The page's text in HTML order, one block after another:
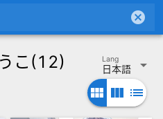
cancel
こ (12) 日本語
Lang arrow_drop_down
view_module view_column list